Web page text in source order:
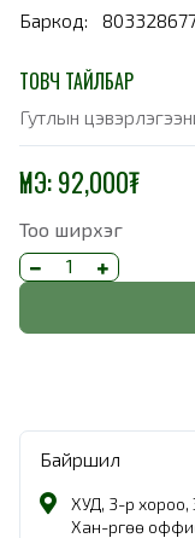
Баркод:
ТОВЧ ТАЙЛБАР
Гутлын
ҮНЭ:92,000₮
Тоо ширхэг
Байршил
ХУД, 3-р хороо,
Хан-Өргөө